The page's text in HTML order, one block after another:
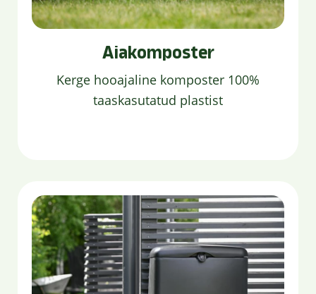
Aiakomposter
Kerge hooajaline komposter 100%
taaskasutatud plastist